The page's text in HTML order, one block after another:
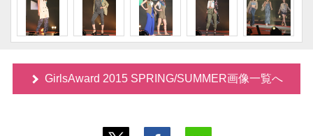
GirlsAward 2015 SPRING/SUMMER画像一覧へ